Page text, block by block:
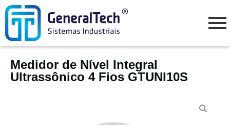
Medidor de Nível Integral
Ultrassônico 4 Fios GTUNI10S